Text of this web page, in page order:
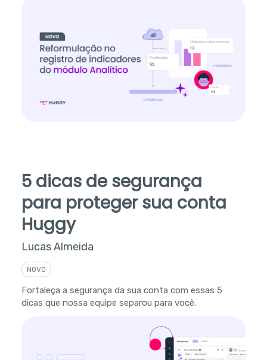
5 dicas de segurança
para proteger sua conta
Huggy
Lucas Almeida
NOVO
Fortaleça a segurança da sua conta com essas 5
dicas que nossa equipe separou para você.